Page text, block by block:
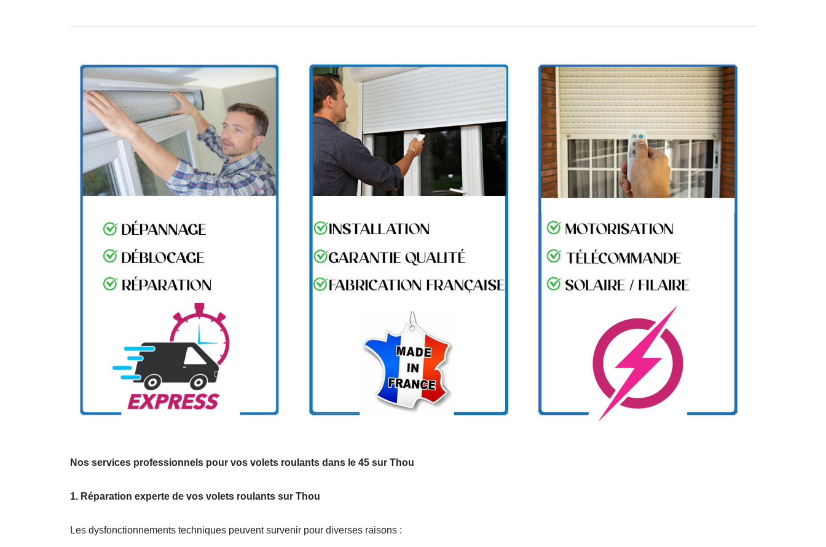
Nos services professionnels pour vos volets roulants dans le 45 sur Thou
1. Réparation experte de vos volets roulants sur Thou
Les dysfonctionnements techniques peuvent survenir pour diverses raisons :